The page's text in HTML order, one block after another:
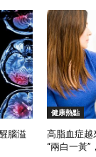
腦溢
健康熱點
高脂血症越
“兩白一黃”